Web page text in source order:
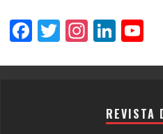
Facebook
Twitter
REVISTA